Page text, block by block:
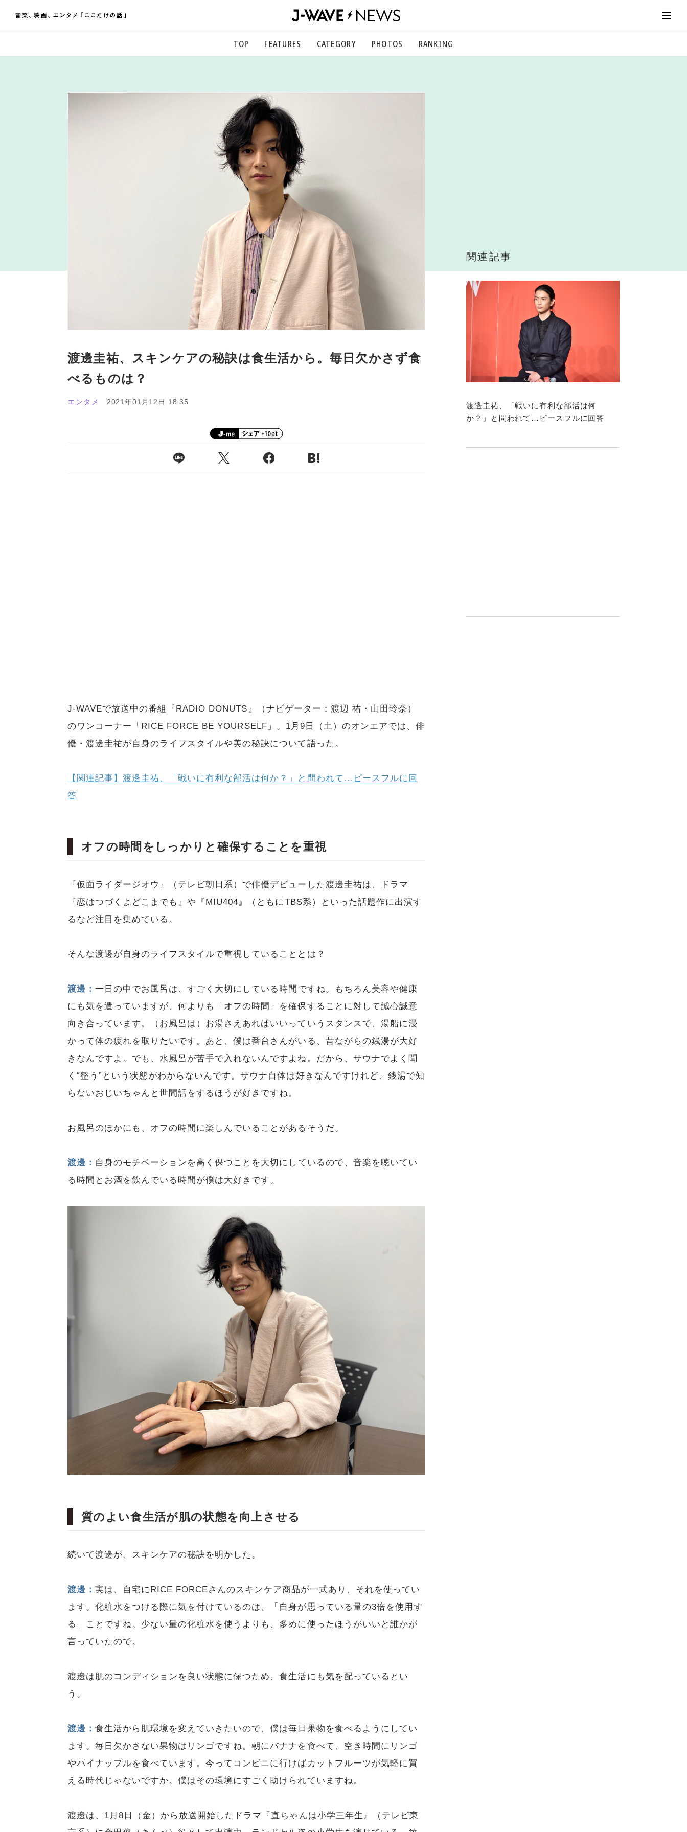
TOP FEATURES CATEGORY
映画、芸能、舞台、スポーツなど
PHOTOS RANKING
渡邊圭祐、スキンケアの秘訣は食生活から。毎日欠かさず食
べるものは？
エンタメ 2021年01月12日 18:35
J-WAVEで放送中の番組『RADIO DONUTS』（ナビゲーター：渡辺 祐・山田玲奈）
のワンコーナー「RICE FORCE BE YOURSELF」。1月9日（土）のオンエアでは、俳
優・渡邊圭祐が自身のライフスタイルや美の秘訣について語った。
【関連記事】渡邊圭祐、「戦いに有利な部活は何か？」と問われて…ピースフルに回
答
オフの時間をしっかりと確保することを重視
『仮面ライダージオウ』（テレビ朝日系）で俳優デビューした渡邊圭祐は、ドラマ
『恋はつづくよどこまでも』や『MIU404』（ともにTBS系）といった話題作に出演す
るなど注目を集めている。
そんな渡邊が自身のライフスタイルで重視していることとは？
渡邊：一日の中でお風呂は、すごく大切にしている時間ですね。もちろん美容や健康
にも気を遣っていますが、何よりも「オフの時間」を確保することに対して誠心誠意
向き合っています。（お風呂は）お湯さえあればいいっていうスタンスで、湯船に浸
かって体の疲れを取りたいです。あと、僕は番台さんがいる、昔ながらの銭湯が大好
きなんですよ。でも、水風呂が苦手で入れないんですよね。だから、サウナでよく聞
く“整う”という状態がわからないんです。サウナ自体は好きなんですけれど、銭湯で知
らないおじいちゃんと世間話をするほうが好きですね。
お風呂のほかにも、オフの時間に楽しんでいることがあるそうだ。
渡邊： 自身のモチベーションを高く保つことを大切にしているので、音楽を聴いてい
る時間とお酒を飲んでいる時間が僕は大好きです。
質のよい食生活が肌の状態を向上させる
続いて渡邊が、スキンケアの秘訣を明かした。
渡邊：実は、自宅にRICE FORCEさんのスキンケア商品が一式あり、それを使ってい
ます。化粧水をつける際に気を付けているのは、「自身が思っている量の3倍を使用す
る」ことですね。少ない量の化粧水を使うよりも、多めに使ったほうがいいと誰かが
言っていたので。
渡邊は肌のコンディションを良い状態に保つため、食生活にも気を配っているとい
う。
渡邊：食生活から肌環境を変えていきたいので、僕は毎日果物を食べるようにしてい
ます。毎日欠かさない果物はリンゴですね。朝にバナナを食べて、空き時間にリンゴ
やパイナップルを食べています。今ってコンビニに行けばカットフルーツが気軽に買
える時代じゃないですか。僕はその環境にすごく助けられていますね。
渡邊は、1月8日（金）から放送開始したドラマ『直ちゃんは小学三年生』（テレビ東
関連記事
渡邊圭祐、「戦いに有利な部活は何
か？」と問われて…ピースフルに回答